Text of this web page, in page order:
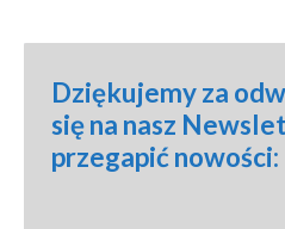
Dziękujemy za
się na nasz
przegapić nowości: